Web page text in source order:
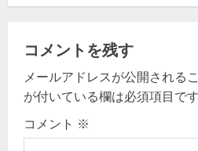
g
a
t
コメントを残す
メールアドレスが公開される
が付いている欄は必須項目です
コメント ※